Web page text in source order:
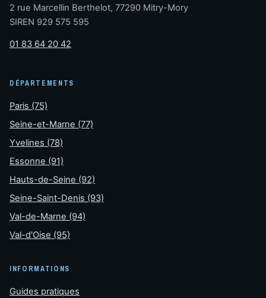
2 rue Marcellin Berthelot, 77290 Mitry-Mory
SIREN 929 575 595
01 83 64 20 42
DÉPARTEMENTS
Paris (75)
Seine-et-Marne (77)
Yvelines (78)
Essonne (91)
Hauts-de-Seine (92)
Seine-Saint-Denis (93)
Val-de-Marne (94)
Val-d'Oise (95)
INFORMATIONS
Guides pratiques